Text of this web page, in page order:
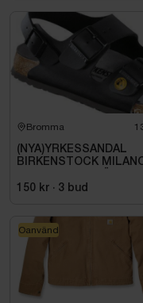
Bromma
(NYA)YRKESSANDAL
BIRKENSTOCK
SVART. STL 42
150 kr · 3 bud
Oanvänd